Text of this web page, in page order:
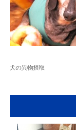
犬の異物摂取
recruit
contact us